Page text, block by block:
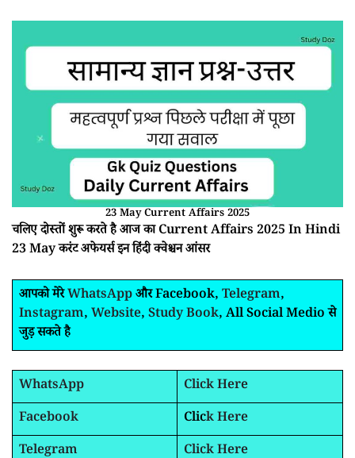
23 May Current Affairs 2025
चलिए दोस्तों शुरू करते है आज का Current Affairs 2025 In Hindi
23 May करंट अफेयर्स इन हिंदी क्वेश्चन आंसर
आपको मेरेWhatsAppऔर Facebook, Telegram,
Instagram, Website, Study Book, All Social Medio से
जुड़ सकते है
WhatsApp
Click Here
Facebook
Click Here
Telegram
Click Here